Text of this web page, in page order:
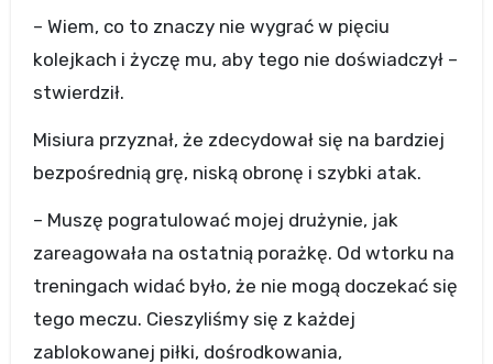
– Wiem, co to znaczy nie wygrać w pięciu
kolejkach i życzę mu, aby tego nie doświadczył –
stwierdził.
Misiura przyznał, że zdecydował się na bardziej
bezpośrednią grę, niską obronę i szybki atak.
– Muszę pogratulować mojej drużynie, jak
zareagowała na ostatnią porażkę. Od wtorku na
treningach widać było, że nie mogą doczekać się
tego meczu. Cieszyliśmy się z każdej
zablokowanej piłki, dośrodkowania,